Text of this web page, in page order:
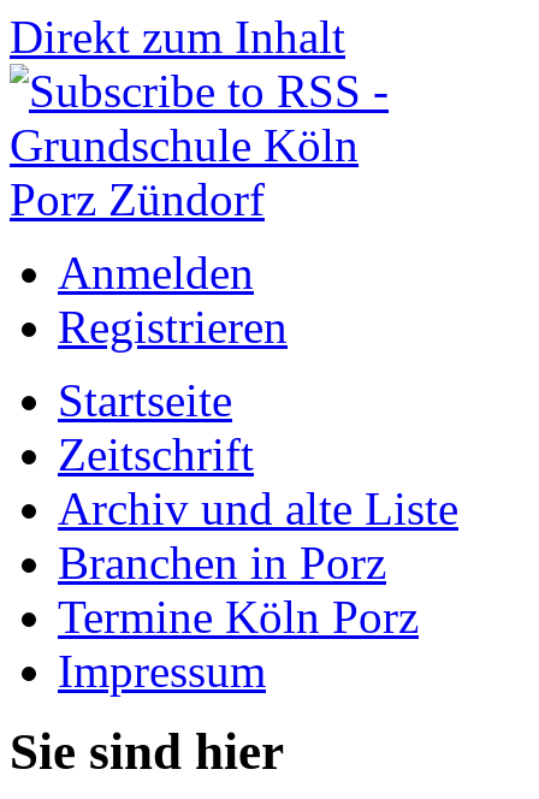
Direkt zum Inhalt
Anmelden
Registrieren
Startseite
Zeitschrift
Archiv und alte Liste
Branchen in Porz
Termine Köln Porz
Impressum
Sie sind hier